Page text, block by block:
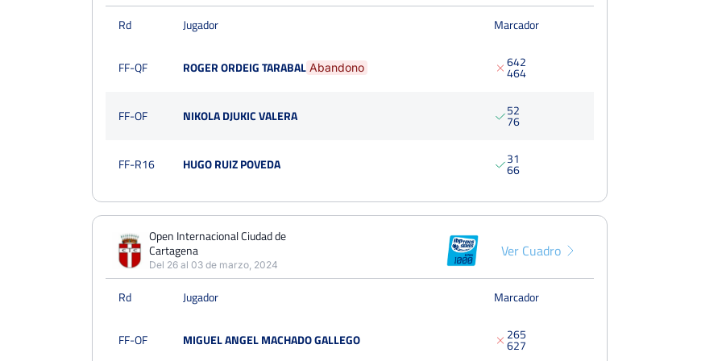
Del 02 al 06 de mayo, 2018
Rd Jugador Marcador
FF-QF ROGER ORDEIG TARABAL Abandono 6
4
4
6
2
4
FF-OF NIKOLA DJUKIC VALERA 5
7
2
6
FF-R16 HUGO RUIZ POVEDA 3
6
1
6
Open Internacional Ciudad de
Cartagena
Del 26 al 03 de marzo, 2024
Ver Cuadro
Rd Jugador Marcador
FF-OF MIGUEL ANGEL MACHADO GALLEGO 2
6
6
2
5
7